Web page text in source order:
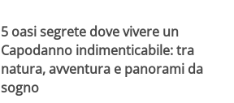
5 oasi segrete dove vivere un
Capodanno indimenticabile: tra
natura, avventura e panorami da
sogno